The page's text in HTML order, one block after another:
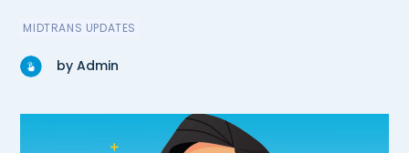
MIDTRANS UPDATES
by Admin